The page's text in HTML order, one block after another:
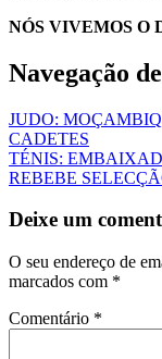
NÓS VIVEMOS O
Navegação
JUDO:
CADETES
TÉNIS:
REBEBE
Deixe um
O seu endereço de
marcados com *
Comentário *